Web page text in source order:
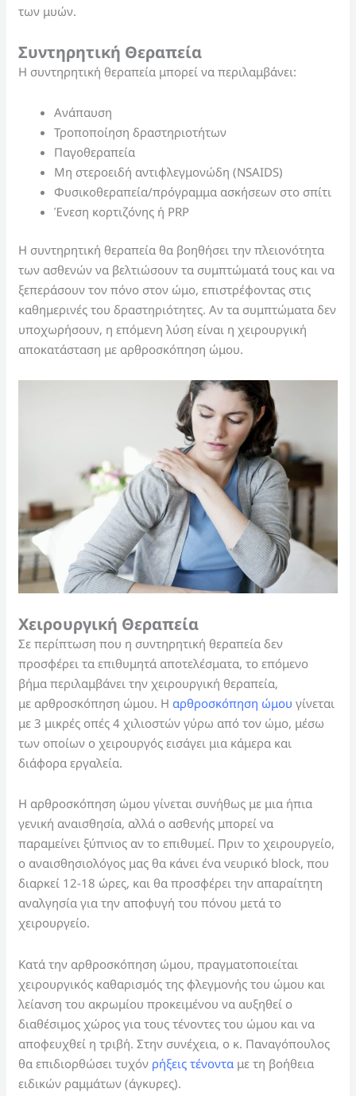
των μυών.
Συντηρητική Θεραπεία
Η συντηρητική θεραπεία μπορεί να περιλαμβάνει:
Ανάπαυση
Τροποποίηση δραστηριοτήτων
Παγοθεραπεία
Μη στεροειδή αντιφλεγμονώδη (NSAIDS)
Φυσικοθεραπεία/πρόγραμμα ασκήσεων στο σπίτι
Ένεση κορτιζόνης ή PRP
Η συντηρητική θεραπεία θα βοηθήσει την πλειονότητα
των ασθενών να βελτιώσουν τα συμπτώματά τους και να
ξεπεράσουν τον πόνο στον ώμο, επιστρέφοντας στις
καθημερινές του δραστηριότητες. Αν τα συμπτώματα δεν
υποχωρήσουν, η επόμενη λύση είναι η χειρουργική
αποκατάσταση με αρθροσκόπηση ώμου.
Χειρουργική Θεραπεία
Σε περίπτωση που η συντηρητική θεραπεία δεν
προσφέρει τα επιθυμητά αποτελέσματα, το επόμενο
βήμα περιλαμβάνει την χειρουργική θεραπεία,
με αρθροσκόπηση ώμου. Ηαρθροσκόπηση ώμου γίνεται
με 3 μικρές οπές 4 χιλιοστών γύρω από τον ώμο, μέσω
των οποίων ο χειρουργός εισάγει μια κάμερα και
διάφορα εργαλεία.
Η αρθροσκόπηση ώμου γίνεται συνήθως με μια ήπια
γενική αναισθησία, αλλά ο ασθενής μπορεί να
παραμείνει ξύπνιος αν το επιθυμεί. Πριν το χειρουργείο,
ο αναισθησιολόγος μας θα κάνει ένα νευρικό block, που
διαρκεί 12-18 ώρες, και θα προσφέρει την απαραίτητη
αναλγησία για την αποφυγή του πόνου μετά το
χειρουργείο.
Κατά την αρθροσκόπηση ώμου, πραγματοποιείται
χειρουργικός καθαρισμός της φλεγμονής του ώμου και
λείανση του ακρωμίου προκειμένου να αυξηθεί ο
διαθέσιμος χώρος για τους τένοντες του ώμου και να
αποφευχθεί η τριβή. Στην συνέχεια, ο κ. Παναγόπουλος
θα επιδιορθώσει τυχόν ρήξεις τένοντα με τη βοήθεια
ειδικών ραμμάτων (άγκυρες).